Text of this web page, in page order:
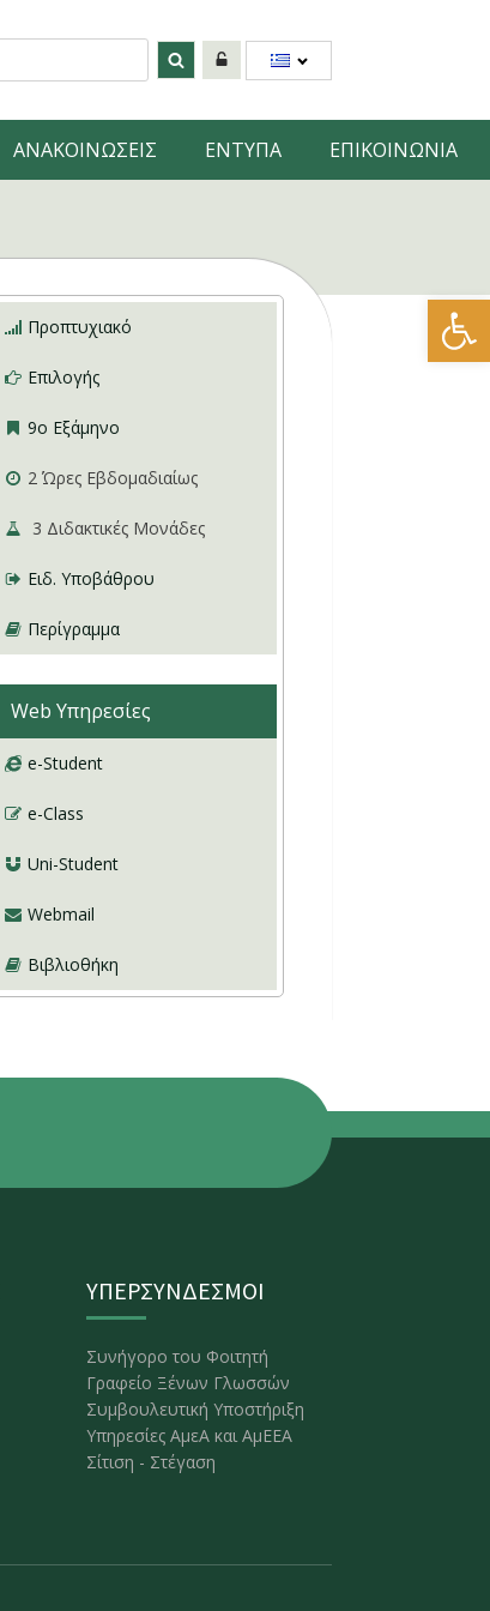
ΑNAKOINΩΣΕΙΣ ΕΝΤΥΠΑ ΕΠΙΚΟΙΝΩΝΙΑ
Προπτυχιακό
Επιλογής
9ο Εξάμηνο
2 Ώρες Εβδομαδιαίως
3 Διδακτικές Μονάδες
Ειδ. Υποβάθρου
Περίγραμμα
Web Υπηρεσίες
e-Student
e-Class
Uni-Student
Webmail
Βιβλιοθήκη
ΥΠΕΡΣΥΝΔΕΣΜΟΙ
Συνήγορο του Φοιτητή
Γραφείο Ξένων Γλωσσών
Συμβουλευτική Υποστήριξη
Υπηρεσίες ΑμεΑ και ΑμΕΕΑ
Σίτιση - Στέγαση